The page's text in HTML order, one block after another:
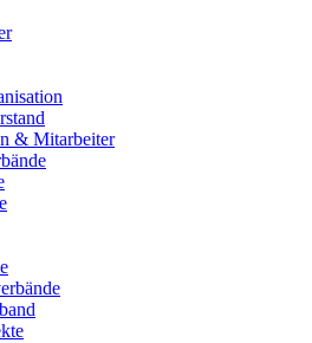
& Mitarbeiter